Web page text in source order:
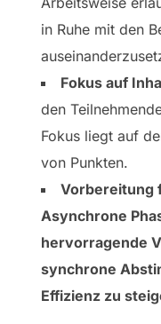
in Ruhe mit den
Fokus auf
den
Fokus liegt auf
von Punkten.
Vorbereitung
Asynchrone
hervorragende
synchrone
Effizienz zu